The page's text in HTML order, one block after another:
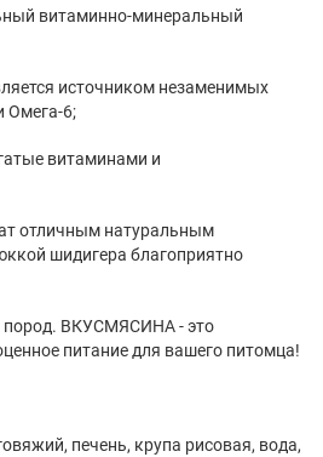
витаминно-минеральный
источником незаменимых
Омега-6;
витаминами и
отличным натуральным
шидигера благоприятно
пород. ВКУСМЯСИНА - это
питание для вашего питомца!
печень, крупа рисовая, вода,